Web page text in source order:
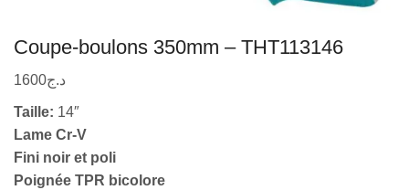
Coupe-boulons 350mm – THT113146
د.ج1600
Taille: 14″
Lame Cr-V
Fini noir et poli
Poignée TPR bicolore